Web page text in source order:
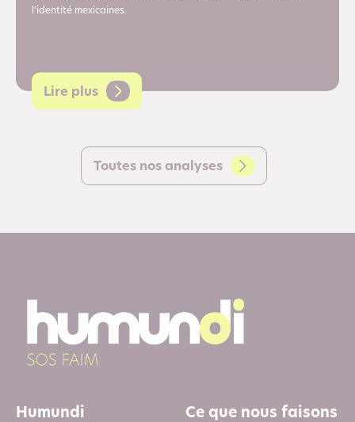
l’identité mexicaines.
Lire plus
Toutes nos analyses
Humundi Ce que nous faisons